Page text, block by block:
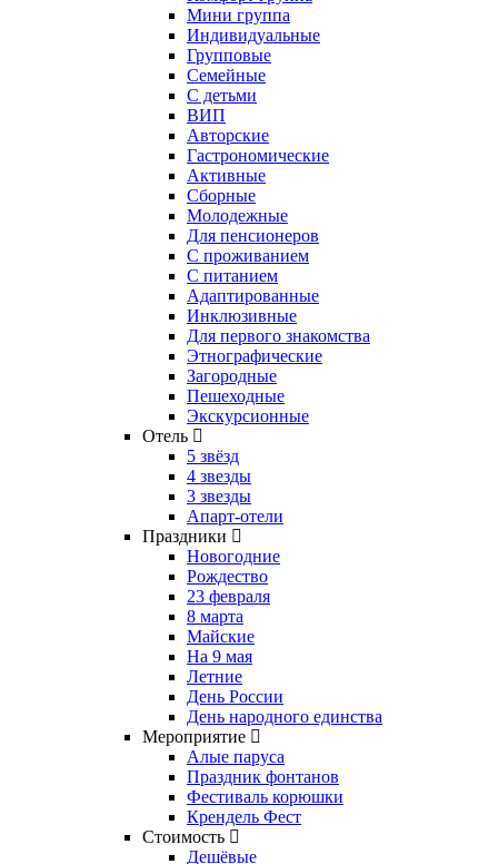
Мини группа
Индивидуальные
Групповые
Семейные
С детьми
ВИП
Авторские
Гастрономические
Активные
Сборные
Молодежные
Для пенсионеров
С проживанием
С питанием
Адаптированные
Инклюзивные
Для первого знакомства
Этнографические
Загородные
Пешеходные
Экскурсионные
Отель
5 звёзд
4 звезды
3 звезды
Апарт-отели
Праздники
Новогодние
Рождество
23 февраля
8 марта
Майские
На 9 мая
Летние
День России
День народного единства
Мероприятие
Алые паруса
Праздник фонтанов
Фестиваль корюшки
Крендель Фест
Стоимость
Дешёвые